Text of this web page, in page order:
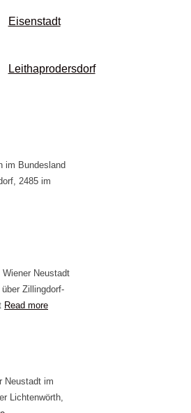
Eisenstadt
Leithaprodersdorf
im Bundesland
2485 im
Neustadt
Zillingdorf-
Read more
Neustadt im
Lichtenwörth,